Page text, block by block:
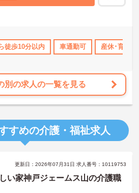
社会保険完備 退職金制度あり
徒歩10分以内 車通勤可 産休･育休･
別の求人の一覧を見る
すめの介護・福祉求人
更新日：2026年07月31日 求人番号：10119753
い家神戸ジェームス山の介護職